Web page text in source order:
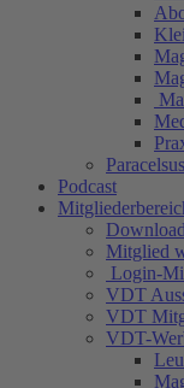
Podcast
Mitglied
Login-
VDT
VDT
VDT-